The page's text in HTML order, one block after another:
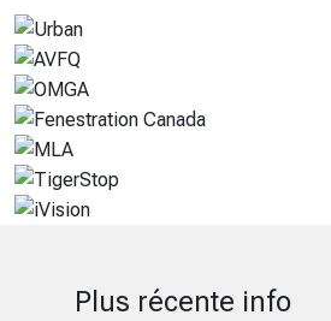
Plus récente info